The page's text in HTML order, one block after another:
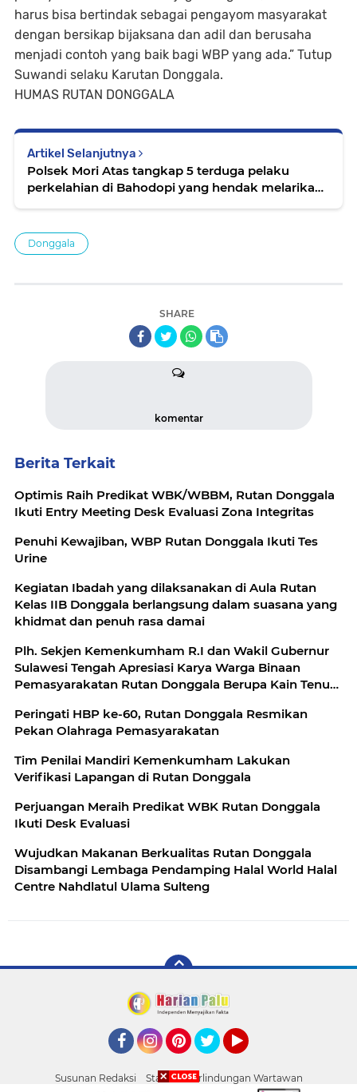
harus bisa bertindak sebagai pengayom masyarakat
dengan bersikap bijaksana dan adil dan berusaha
menjadi contoh yang baik bagi WBP yang ada.” Tutup
Suwandi selaku Karutan Donggala.
HUMAS RUTAN DONGGALA
Artikel Selanjutnya
Polsek Mori Atas tangkap 5 terduga pelaku
perkelahian di Bahodopi yang hendak melarikan
Donggala
SHARE
komentar
Berita Terkait
Optimis Raih Predikat WBK/WBBM, Rutan Donggala
Ikuti Entry Meeting Desk Evaluasi Zona Integritas
Penuhi Kewajiban, WBP Rutan Donggala Ikuti Tes
Urine
Kegiatan Ibadah yang dilaksanakan di Aula Rutan
Kelas IIB Donggala berlangsung dalam suasana yang
khidmat dan penuh rasa damai
Plh. Sekjen Kemenkumham R.I dan Wakil Gubernur
Sulawesi Tengah Apresiasi Karya Warga Binaan
Pemasyarakatan Rutan Donggala Berupa Kain Tenun
Peringati HBP ke-60, Rutan Donggala Resmikan
Pekan Olahraga Pemasyarakatan
Tim Penilai Mandiri Kemenkumham Lakukan
Verifikasi Lapangan di Rutan Donggala
Perjuangan Meraih Predikat WBK Rutan Donggala
Ikuti Desk Evaluasi
Wujudkan Makanan Berkualitas Rutan Donggala
Disambangi Lembaga Pendamping Halal World Halal
Centre Nahdlatul Ulama Sulteng
Susunan Redaksi
Standar Perlindungan Wartawan